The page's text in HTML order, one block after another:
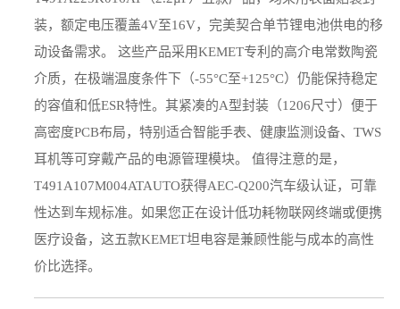
装，额定电压覆盖4V至16V，完美契合单节锂电池供电的移
动设备需求。 这些产品采用KEMET专利的高介电常数陶瓷
介质，在极端温度条件下（-55°C至+125°C）仍能保持稳定
的容值和低ESR特性。其紧凑的A型封装（1206尺寸）便于
高密度PCB布局，特别适合智能手表、健康监测设备、TWS
耳机等可穿戴产品的电源管理模块。 值得注意的是，
T491A107M004ATAUTO获得AEC-Q200汽车级认证，可靠
性达到车规标准。如果您正在设计低功耗物联网终端或便携
医疗设备，这五款KEMET坦电容是兼顾性能与成本的高性
价比选择。